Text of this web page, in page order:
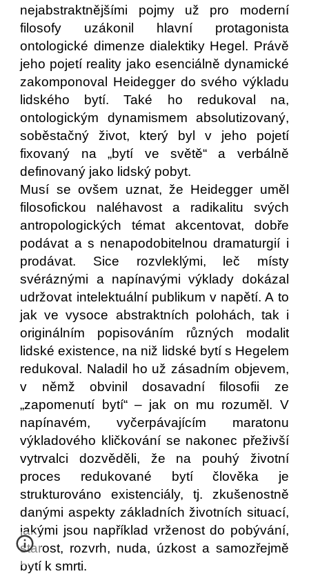
nejabstraktnějšími pojmy už pro moderní
filosofy uzákonil hlavní protagonista
ontologické dimenze dialektiky Hegel. Právě
jeho pojetí reality jako esenciálně dynamické
zakomponoval Heidegger do svého výkladu
lidského bytí. Také ho redukoval na,
ontologickým dynamismem absolutizovaný,
soběstačný život, který byl v jeho pojetí
fixovaný na „bytí ve světě“ a verbálně
definovaný jako lidský pobyt.
Musí se ovšem uznat, že Heidegger uměl
filosofickou naléhavost a radikalitu svých
antropologických témat akcentovat, dobře
podávat a s nenapodobitelnou dramaturgií i
prodávat. Sice rozvleklými, leč místy
svéráznými a napínavými výklady dokázal
udržovat intelektuální publikum v napětí. A to
jak ve vysoce abstraktních polohách, tak i
originálním popisováním různých modalit
lidské existence, na niž lidské bytí s Hegelem
redukoval. Naladil ho už zásadním objevem,
v němž obvinil dosavadní filosofii ze
„zapomenutí bytí“ – jak on mu rozuměl. V
napínavém, vyčerpávajícím maratonu
výkladového kličkování se nakonec přeživší
vytrvalci dozvěděli, že na pouhý životní
proces redukované bytí člověka je
strukturováno existenciály, tj. zkušenostně
danými aspekty základních životních situací,
jakými jsou například vrženost do pobývání,
starost, rozvrh, nuda, úzkost a samozřejmě
bytí k smrti.